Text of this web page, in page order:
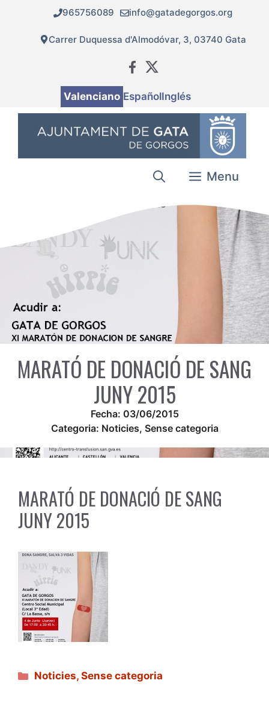
contingut
965756089 info@gatadegorgos.org
Carrer Duquessa d'Almodóvar, 3, 03740 Gata
Valenciano EspañolInglés
Menu
MARATÓ DE DONACIÓ DE SANG
JUNY 2015
Fecha: 03/06/2015
Categoria: Noticies, Sense categoria
MARATÓ DE DONACIÓ DE SANG
JUNY 2015
Categories
Noticies,Sense categoria